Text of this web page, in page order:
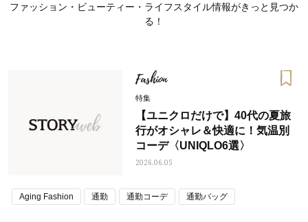
ファッション・ビューティー・ライフスタイル情報がきっと見つか
る！
Fashion
特集
【ユニクロだけで】40代の夏旅
行がオシャレ＆快適に！気温別
コーデ〈UNIQLO6選〉
2026.06.05
Aging Fashion 通勤 通勤コーデ 通勤バッグ